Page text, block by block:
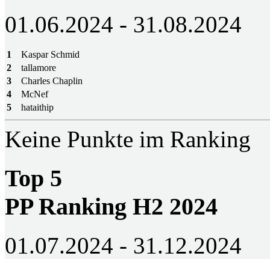
01.06.2024 - 31.08.2024
1
Kaspar Schmid
2
tallamore
3
Charles Chaplin
4
McNef
5
hataithip
Keine Punkte im Ranking
Top 5
PP Ranking H2 2024
01.07.2024 - 31.12.2024